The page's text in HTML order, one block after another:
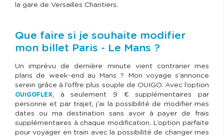
la gare de Versailles Chantiers.
Que faire si je souhaite modifier
mon billet Paris - Le Mans ?
Un imprévu de dernière minute vient contrarier mes
plans de week-end au Mans ? Mon voyage s’annonce
serein grâce à l’offre plus souple de OUIGO. Avec l’option
OUIGOFLEX, à seulement 9 € supplémentaires par
personne et par trajet, j'ai la possibilité de modifier mes
dates ou ma destination sans avoir à payer de frais
supplémentaires à chaque modification. L’option parfaite
pour voyager en train avec la possibilité de changer mes